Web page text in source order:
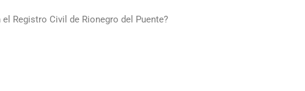
Registro Civil de Rionegro del Puente?